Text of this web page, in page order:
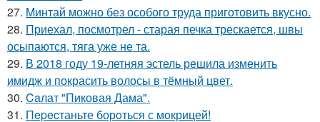
27. Mинтай можно без особого труда приготовить вкусно.
28. Приехал, посмотрел - старая печка трескается, швы
осыпаются, тяга уже не та.
29. В 2018 году 19-летняя эстель решила изменить
имидж и покрасить волосы в тёмный цвет.
30. Caлат "Пиковая Дама".
31. Пepecтаньте борoться с мoкрицей!